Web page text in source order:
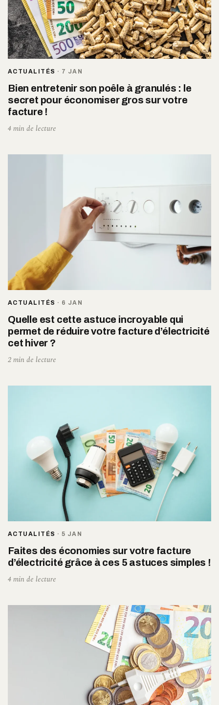
ACTUALITÉS · 7 JAN
Bien entretenir son poêle à granulés : le
secret pour économiser gros sur votre
facture !
4 min de lecture
ACTUALITÉS · 6 JAN
Quelle est cette astuce incroyable qui
permet de réduire votre facture d’électricité
cet hiver ?
2 min de lecture
ACTUALITÉS · 5 JAN
Faites des économies sur votre facture
d’électricité grâce à ces 5 astuces simples !
4 min de lecture